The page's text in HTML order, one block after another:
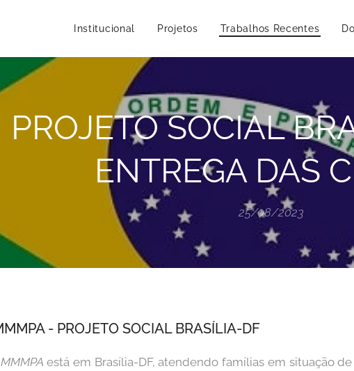
Institucional Projetos Trabalhos Recentes
PROJETO SOCIAL
ENTREGA DAS
25/08/2023
- PROJETO SOCIAL BRASÍLIA-DF
está em Brasília-DF, atendendo famílias em situação